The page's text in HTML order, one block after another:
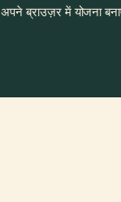
अपने ब्राउज़र में योजना